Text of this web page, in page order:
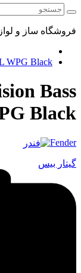
فروشگاه ساز و
WPG Black
Bass
Black
Fender
گیتار بیس